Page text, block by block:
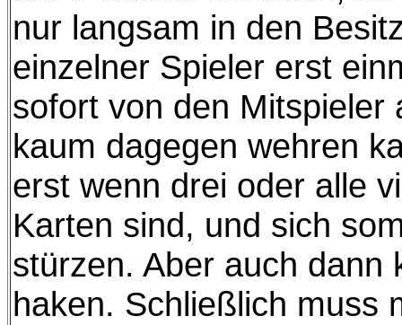
nur langsam in den
einzelner Spieler erst
sofort von den
kaum dagegen wehren
erst wenn drei oder alle
Karten sind, und sich
stürzen. Aber auch dann
haken. Schließlich muss